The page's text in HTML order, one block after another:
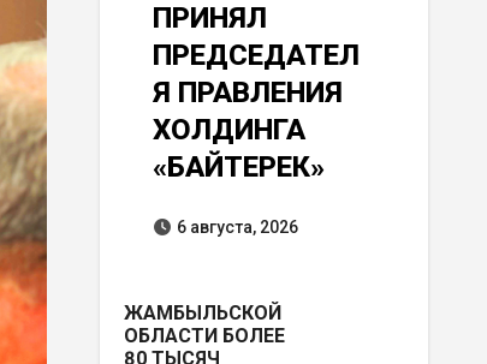
ПРИНЯЛ
ПРЕДСЕДАТЕЛ
Я ПРАВЛЕНИЯ
ХОЛДИНГА
«БАЙТЕРЕК»
6 августа, 2026
ЖАМБЫЛЬСКОЙ
ОБЛАСТИ БОЛЕЕ
80 ТЫСЯЧ